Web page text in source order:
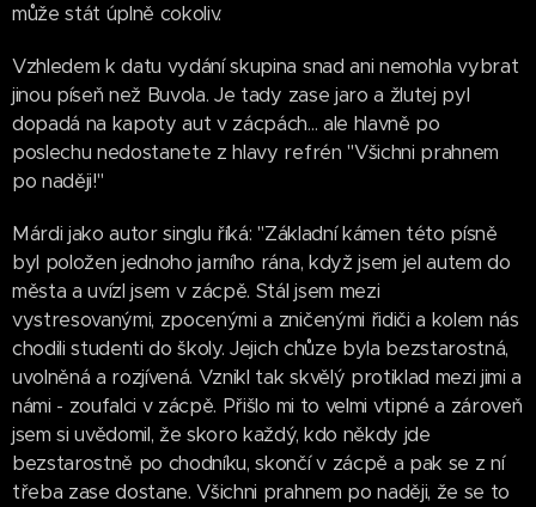
může stát úplně cokoliv.
Vzhledem k datu vydání skupina snad ani nemohla vybrat
jinou píseň než Buvola. Je tady zase jaro a žlutej pyl
dopadá na kapoty aut v zácpách... ale hlavně po
poslechu nedostanete z hlavy refrén "Všichni prahnem
po naději!"
Márdi jako autor singlu říká: "Základní kámen této písně
byl položen jednoho jarního rána, když jsem jel autem do
města a uvízl jsem v zácpě. Stál jsem mezi
vystresovanými, zpocenými a zničenými řidiči a kolem nás
chodili studenti do školy. Jejich chůze byla bezstarostná,
uvolněná a rozjívená. Vznikl tak skvělý protiklad mezi jimi a
námi - zoufalci v zácpě. Přišlo mi to velmi vtipné a zároveň
jsem si uvědomil, že skoro každý, kdo někdy jde
bezstarostně po chodníku, skončí v zácpě a pak se z ní
třeba zase dostane. Všichni prahnem po naději, že se to